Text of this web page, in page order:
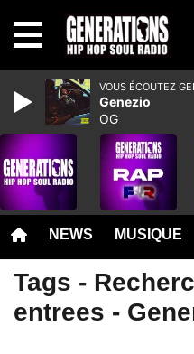
NEWS MUSIQUE
Tags -
entrees -
VOUS ÉCOUTEZ
Genezio
OG